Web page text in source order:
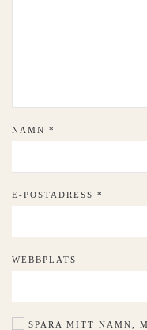
NAMN *
E-POSTADRESS *
WEBBPLATS
SPARA MITT NAMN,